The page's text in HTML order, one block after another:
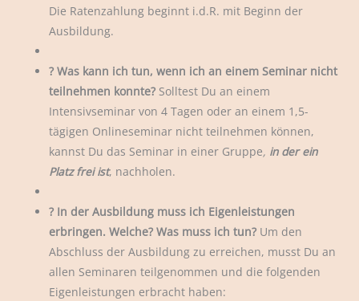
Die Ratenzahlung beginnt i.d.R. mit Beginn der
Ausbildung.
? Was kann ich tun, wenn ich an einem Seminar nicht
teilnehmen konnte? Solltest Du an einem
Intensivseminar von 4 Tagen oder an einem 1,5-
tägigen Onlineseminar nicht teilnehmen können,
kannst Du das Seminar in einer Gruppe, in der ein
Platz frei ist, nachholen.
? In der Ausbildung muss ich Eigenleistungen
erbringen. Welche? Was muss ich tun? Um den
Abschluss der Ausbildung zu erreichen, musst Du an
allen Seminaren teilgenommen und die folgenden
Eigenleistungen erbracht haben: